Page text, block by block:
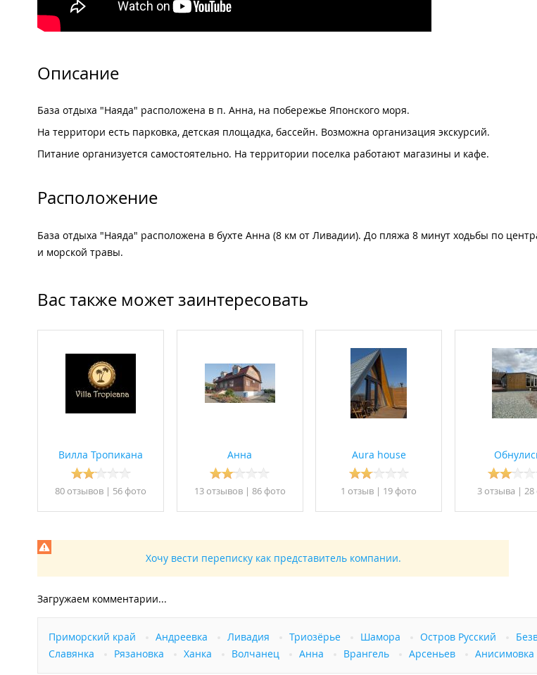
Описание
База отдыха "Наяда" расположена в п. Анна, на побережье Японского моря.
На территори есть парковка, детская площадка, бассейн. Возможна организация экскурсий.
Питание организуется самостоятельно. На территории поселка работают магазины и кафе.
Расположение
База отдыха "Наяда" расположена в бухте Анна (8 км от Ливадии). До пляжа 8 минут ходьбы по
и морской травы.
Вас также может заинтересовать
Вилла Тропикана
80 отзывов | 56 фото
Анна
13 отзывов| 86 фото
Aura house
1 отзыв | 19 фото 3 отзывa | 28
Хочу вести переписку как представитель компании.
Загружаем комментарии...
Приморский край Андреевка Ливадия Триозёрье Шамора Остров Русский
Славянка
Рязановка Ханка Волчанец Анна Врангель Арсеньев Анисимовка